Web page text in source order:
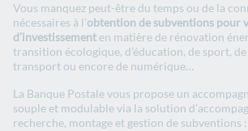
Vous manquez peut-être du temps ou de la
nécessaires à l’obtention de subventions pour
d’investissement en matière de rénovation
transition écologique, d’éducation, de sport,
transport ou encore de numérique…
La Banque Postale vous propose un
souple et modulable via la solution
recherche, montage et gestion de subventions :